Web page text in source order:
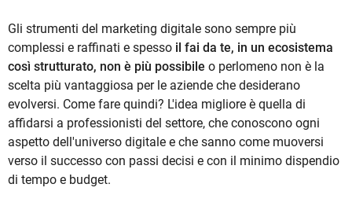
Gli strumenti del marketing digitale sono sempre più
complessi e raffinati e spesso il fai da te, in un ecosistema
così strutturato, non è più possibile o perlomeno non è la
scelta più vantaggiosa per le aziende che desiderano
evolversi. Come fare quindi? L'idea migliore è quella di
affidarsi a professionisti del settore, che conoscono ogni
aspetto dell'universo digitale e che sanno come muoversi
verso il successo con passi decisi e con il minimo dispendio
di tempo e budget.